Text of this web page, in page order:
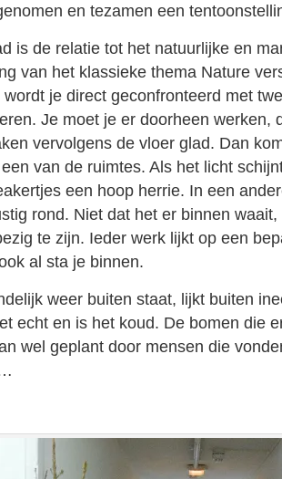
en tezamen een
is de relatie tot het natuurlijke en
van het klassieke thema Nature
wordt je direct geconfronteerd met
Je moet je er doorheen werken,
vervolgens de vloer glad. Dan
van de ruimtes. Als het licht
een hoop herrie. In een
rond. Niet dat het er binnen
te zijn. Ieder werk lijkt op een
al sta je binnen.
weer buiten staat, lijkt buiten
echt en is het koud. De bomen die
wel geplant door mensen die